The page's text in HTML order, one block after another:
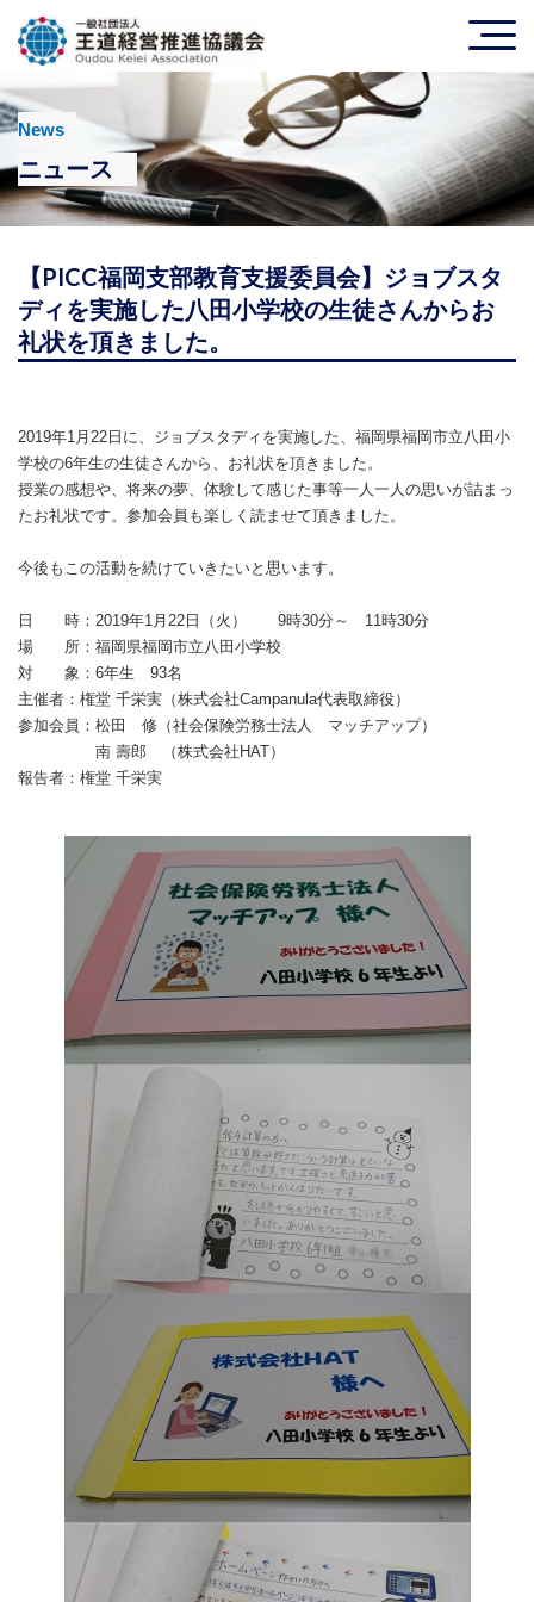
News
ニュース
【PICC福岡支部教育支援委員会】ジョブスタ
ディを実施した八田小学校の生徒さんからお
礼状を頂きました。
2019年1月22日に、ジョブスタディを実施した、福岡県福岡市立八田小
学校の6年生の生徒さんから、お礼状を頂きました。
授業の感想や、将来の夢、体験して感じた事等一人一人の思いが詰まっ
たお礼状です。参加会員も楽しく読ませて頂きました。
今後もこの活動を続けていきたいと思います。
日 時：2019年1月22日（火） 9時30分～ 11時30分
場 所：福岡県福岡市立八田小学校
対 象：6年生 93名
主催者：権堂 千栄実（株式会社Campanula代表取締役）
参加会員：松田 修（社会保険労務士法人 マッチアップ）
南 壽郎 （株式会社HAT）
報告者：権堂 千栄実